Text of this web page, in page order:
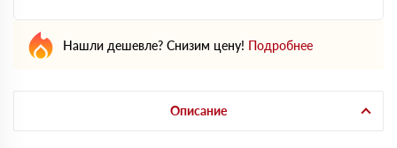
Нашли дешевле? Снизим цену! Подробнее
Описание